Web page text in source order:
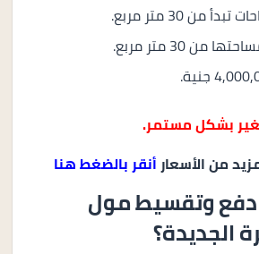
من 30 متر مربع.
من 30 متر مربع.
بشكل مستمر.
من الأسعار أنقر بالضغط هنا
وتقسيط مول
الجديدة؟